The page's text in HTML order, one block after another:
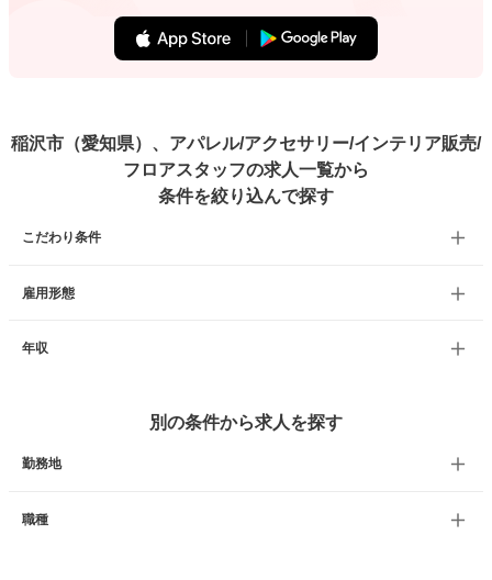
稲沢市（愛知県）、アパレル/アクセサリー/インテリア販売/
フロアスタッフの求人一覧から
条件を絞り込んで探す
こだわり条件
雇用形態
年収
別の条件から求人を探す
勤務地
職種